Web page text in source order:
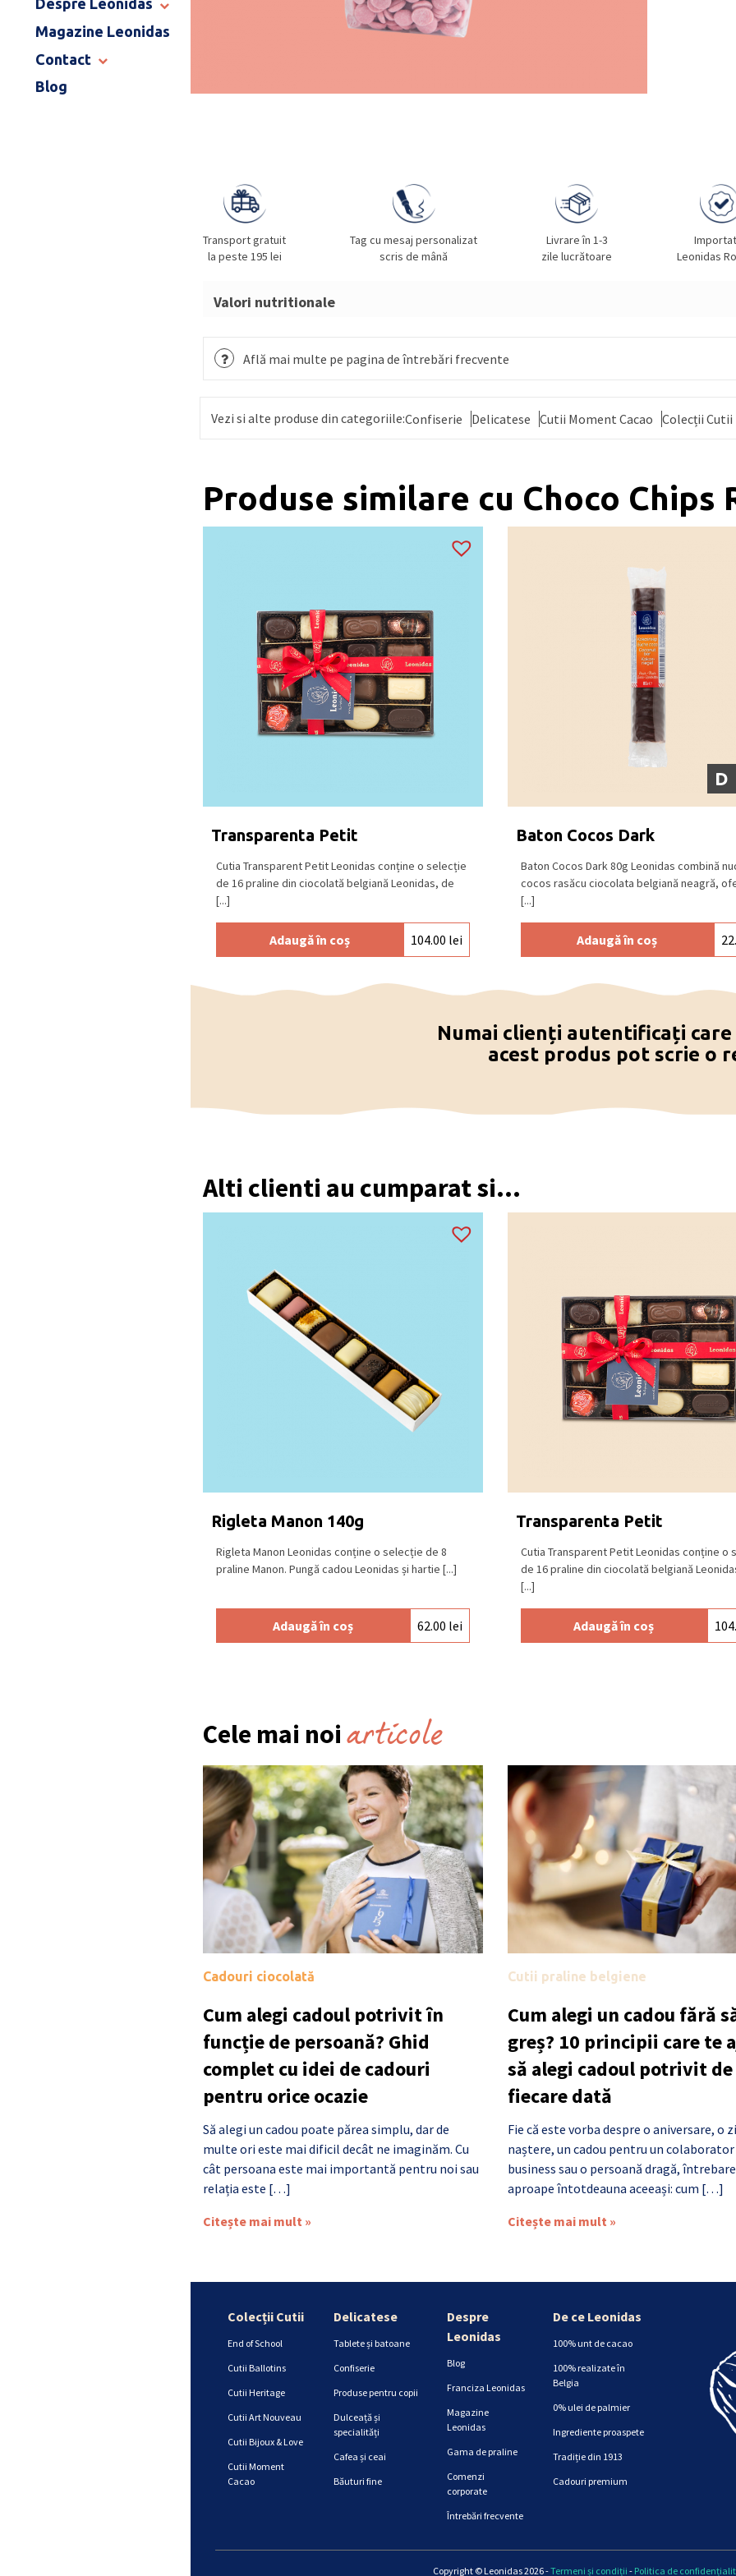
END OF SCHOOL
Despre Leonidas
POVESTEA LEONIDAS
CATALOG PAȘTE 2026
Magazine Leonidas
Contact
MAGAZINE LEONIDAS
Blog
Transport gratuit
la peste 195 lei
Tag cu mesaj personalizat
scris de mână
Livrare în 1-3
zile lucrătoare
Leonidas
Valori nutritionale
Află mai multe pe pagina de întrebări frecvente
Vezi si alte produse din categoriile:Confiserie Delicatese Cutii Moment Cacao Colecții Cutii
Produse similare cu Choco Chips
Transparenta Petit
Cutia Transparent Petit Leonidas conține o selecție
de 16 praline din ciocolată belgiană Leonidas, de
[...]
Adaugă în coș 104.00 lei
D
Baton Cocos Dark
Baton Cocos Dark 80g Leonidas combină
cocos rasăcu ciocolata belgiană neagră,
[...]
Adaugă în coș
Numai clienți autentificați
acest produs pot scrie o
Alti clienti au cumparat si...
Rigleta Manon 140g
Rigleta Manon Leonidas conține o selecție de 8
praline Manon. Pungă cadou Leonidas și hartie [...]
Adaugă în coș 62.00 lei
Transparenta Petit
Cutia Transparent Petit Leonidas conține o
de 16 praline din ciocolată belgiană
[...]
Adaugă în coș
Cele mai noi articole
Cadouri ciocolată
Cum alegi cadoul potrivit în
funcție de persoană? Ghid
complet cu idei de cadouri
pentru orice ocazie
Să alegi un cadou poate părea simplu, dar de
multe ori este mai dificil decât ne imaginăm. Cu
cât persoana este mai importantă pentru noi sau
relația este […]
Citește mai mult »
Cutii praline belgiene
Cum alegi un cadou fără
greș? 10 principii care te
să alegi cadoul potrivit de
fiecare dată
Fie că este vorba despre o aniversare, o
naștere, un cadou pentru un colaborator
business sau o persoană dragă,
aproape întotdeauna aceeași: cum […]
Citește mai mult »
Colecții Cutii
End of School
Cutii Ballotins
Cutii Heritage
Cutii Art Nouveau
Cutii Bijoux & Love
Cutii Moment
Cacao
Delicatese
Tablete și batoane
Confiserie
Produse pentru copii
Dulceață și
specialități
Cafea și ceai
Băuturi fine
Despre
Leonidas
Blog
Franciza Leonidas
Magazine
Leonidas
Gama de praline
Comenzi
corporate
Întrebări frecvente
De ce Leonidas
100% unt de cacao
100% realizate în
Belgia
0% ulei de palmier
Ingrediente proaspete
Tradiție din 1913
Cadouri premium
Copyright © Leonidas 2026 -Termeni și condiții - Politica de